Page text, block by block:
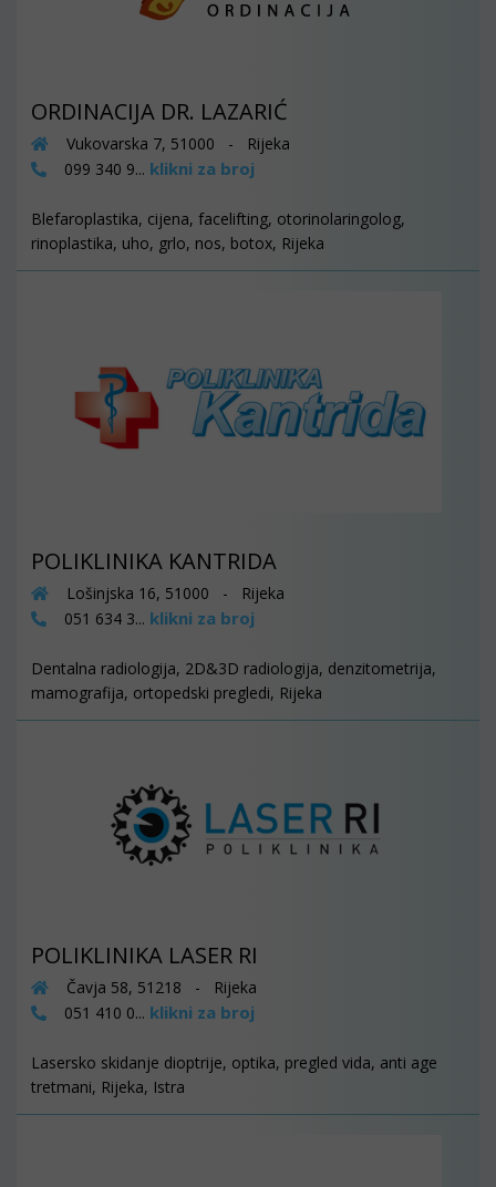
ORDINACIJA DR. LAZARIĆ
Vukovarska 7, 51000 - Rijeka
099 340 9... klikni za broj
Blefaroplastika, cijena, facelifting, otorinolaringolog,
rinoplastika, uho, grlo, nos, botox, Rijeka
POLIKLINIKA KANTRIDA
Lošinjska 16, 51000 - Rijeka
051 634 3... klikni za broj
Dentalna radiologija, 2D&3D radiologija, denzitometrija,
mamografija, ortopedski pregledi, Rijeka
POLIKLINIKA LASER RI
Čavja 58, 51218 - Rijeka
051 410 0... klikni za broj
Lasersko skidanje dioptrije, optika, pregled vida, anti age
tretmani, Rijeka, Istra